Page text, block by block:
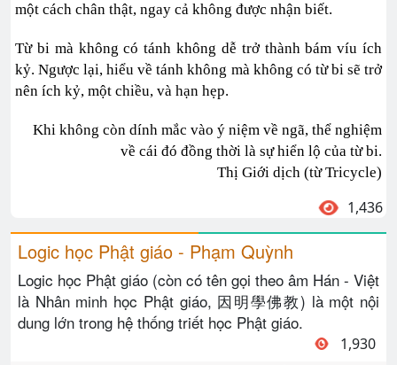
một cách chân thật, ngay cả không được nhận biết.
Từ bi mà không có tánh không dễ trở thành bám víu ích
kỷ. Ngược lại, hiểu về tánh không mà không có từ bi sẽ trở
nên ích kỷ, một chiều, và hạn hẹp.
Khi không còn dính mắc vào ý niệm về ngã, thể nghiệm
về cái đó đồng thời là sự hiển lộ của từ bi.
Thị Giới dịch (từ Tricycle)
1,436
Logic học Phật giáo - Phạm Quỳnh
Logic học Phật giáo (còn có tên gọi theo âm Hán - Việt
là Nhân minh học Phật giáo, 因明學佛教) là một nội
dung lớn trong hệ thống triết học Phật giáo.
1,930